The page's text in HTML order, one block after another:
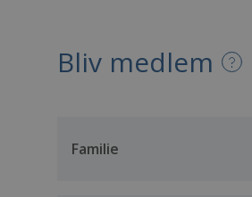
Bliv medlem
Familie